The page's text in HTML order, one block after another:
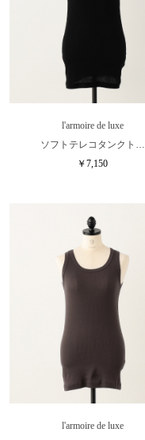
l'armoire de luxe
ソフトテレコタンクト…
￥7,150
l'armoire de luxe